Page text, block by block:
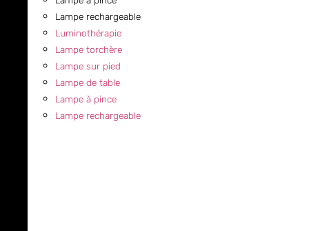
Lampe rechargeable
Luminothérapie
Lampe torchère
Lampe sur pied
Lampe de table
Lampe à pince
Lampe rechargeable